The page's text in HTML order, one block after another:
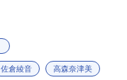
佐倉綾音 高森奈津美